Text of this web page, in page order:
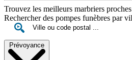
Trouvez les meilleurs marbriers
Rechercher des pompes funèbres par
Prévoyance